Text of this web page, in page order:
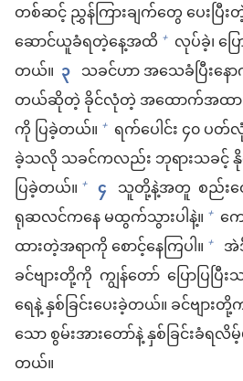
တစ်ဆင့် ညွှန်ကြားချက်တွေ ပေးပြီး
ဆောင်ယူခံရတဲ့နေ့အထိ + လုပ်ခဲ့၊ ပ
တယ်။ ၃ သခင်ဟာ အသေခံပြီးန
တယ်ဆိုတဲ့ ခိုင်လုံတဲ့ အထောက်အထားမ
ကို ပြခဲ့တယ်။ + ရက်ပေါင်း ၄၀ ပ
ခဲ့သလို သခင်ကလည်း ဘုရားသခင့် နိုင်
ပြခဲ့တယ်။ + ၄ သူတို့နဲ့အတူ စည်းဝေ
ရုဆလင်ကနေ မထွက်သွားပါနဲ့။ + က
ထားတဲ့အရာကို စောင့်နေကြပါ။ + အဲ
ခင်ဗျားတို့ကို ကျွန်တော် ပြောပြပြီး
ရေနဲ့ နှစ်ခြင်းပေးခဲ့တယ်။ ခင်ဗျား
သော စွမ်းအားတော်နဲ့ နှစ်ခြင်းခံရ
တယ်။